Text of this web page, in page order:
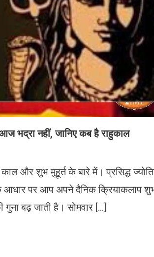
नहीं, जानिए कब है राहुकाल
काल और शुभ मुहूर्त के बारे में। प्रसिद्ध
पर आप अपने दैनिक क्रियाकलाप शुभ
बढ़ जाती है। सोमवार […]